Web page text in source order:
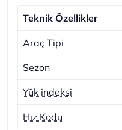
Teknik Özellikler
Araç Tipi
Sezon
Yük indeksi
Hız Kodu